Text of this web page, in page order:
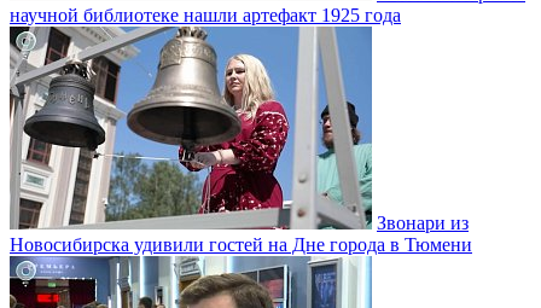
научной библиотеке нашли артефакт 1925 года
Звонари из
Новосибирска удивили гостей на Дне города в Тюмени